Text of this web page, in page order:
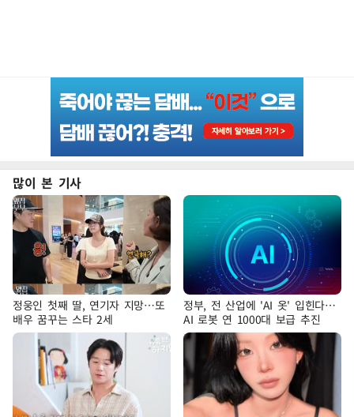
많이 본 기사
정웅인 첫째 딸, 연기자 지망…또
배우 꿈꾸는 스타 2세
정부, 전 산업에 'AI 옷' 입힌다…
AI 로봇 연 1000대 보급 추진